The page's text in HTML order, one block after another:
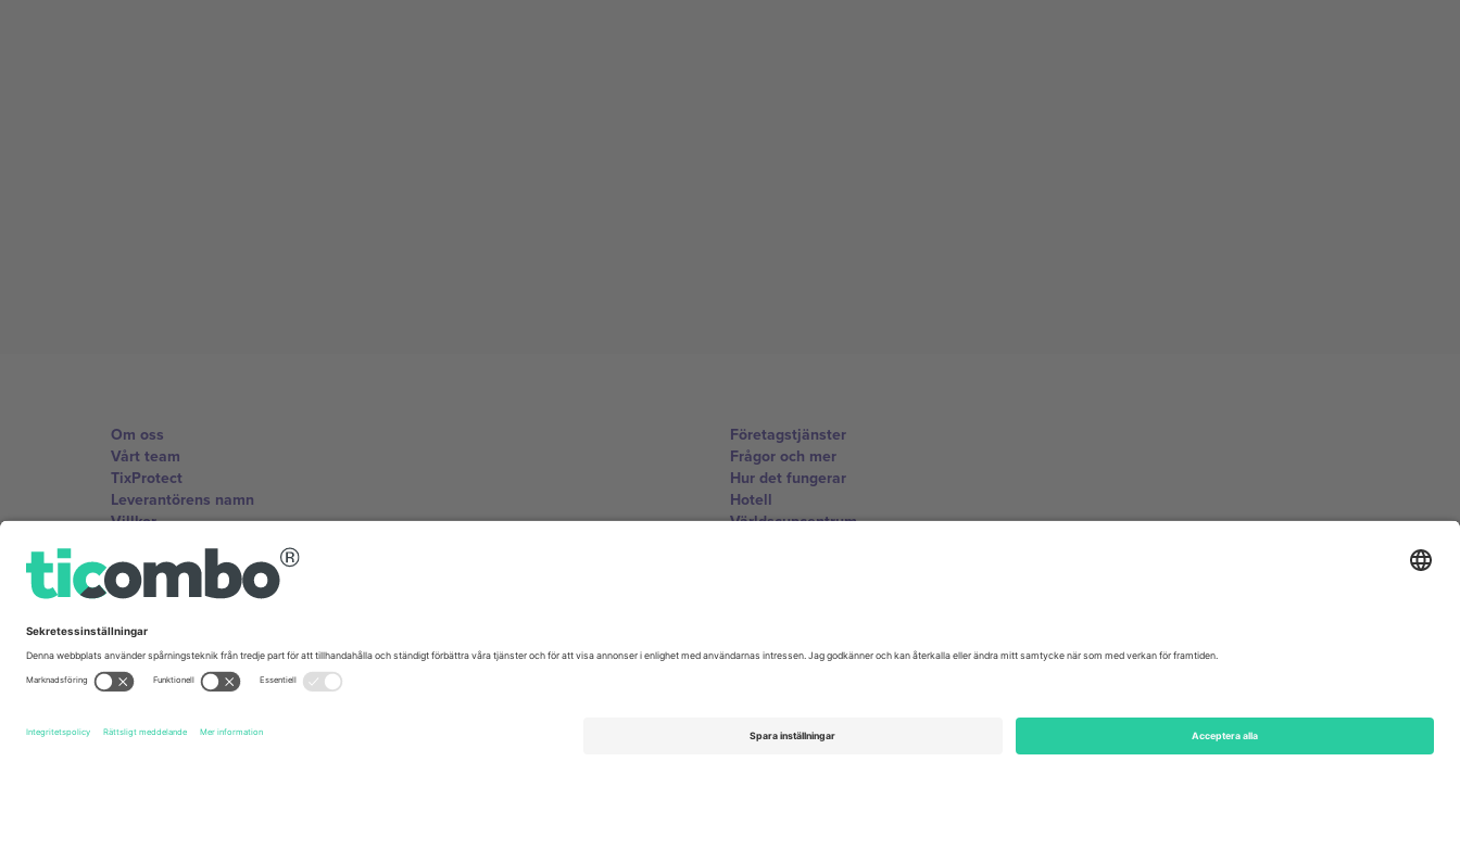
Om oss
Vårt team
TixProtect
Leverantörens namn
Villkor
Affiliate-program
Företagstjänster
Frågor och mer
Hur det fungerar
Hotell
Världscupcentrum